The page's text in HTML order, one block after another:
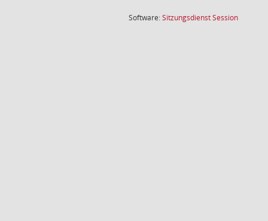
Software:SitzungsdienstSession(Wird in